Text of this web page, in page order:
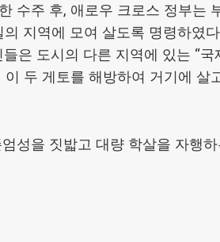
수주 후, 애로우 크로스 정부는
지역에 모여 살도록 명령하였
은 도시의 다른 지역에 있는 “국
두 게토를 해방하여 거기에 살
성을 짓밟고 대량 학살을 자행